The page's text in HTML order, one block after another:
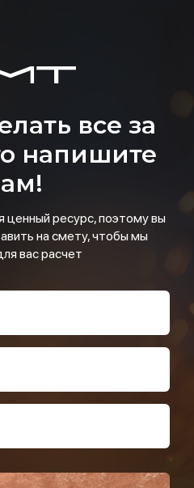
все за
напишите
ресурс, поэтому вы
на смету, чтобы мы
вас расчет